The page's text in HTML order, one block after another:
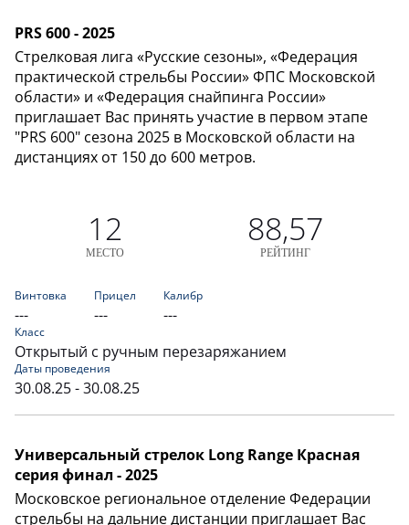
PRS 600 - 2025
Стрелковая лига «Русские сезоны», «Федерация
практической стрельбы России» ФПС Московской
области» и «Федерация снайпинга России»
приглашает Вас принять участие в первом этапе
"PRS 600" сезона 2025 в Московской области на
дистанциях от 150 до 600 метров.
12
МЕСТО
88,57
РЕЙТИНГ
Винтовка
---
Прицел
---
Калибр
---
Класс
Открытый с ручным перезаряжанием
Даты проведения
30.08.25 - 30.08.25
Универсальный стрелок Long Range Красная
серия финал - 2025
Московское региональное отделение Федерации
стрельбы на дальние дистанции приглашает Вас